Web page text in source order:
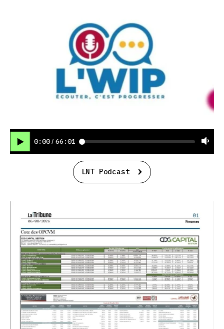
0:00 / 66:01
LNT Podcast